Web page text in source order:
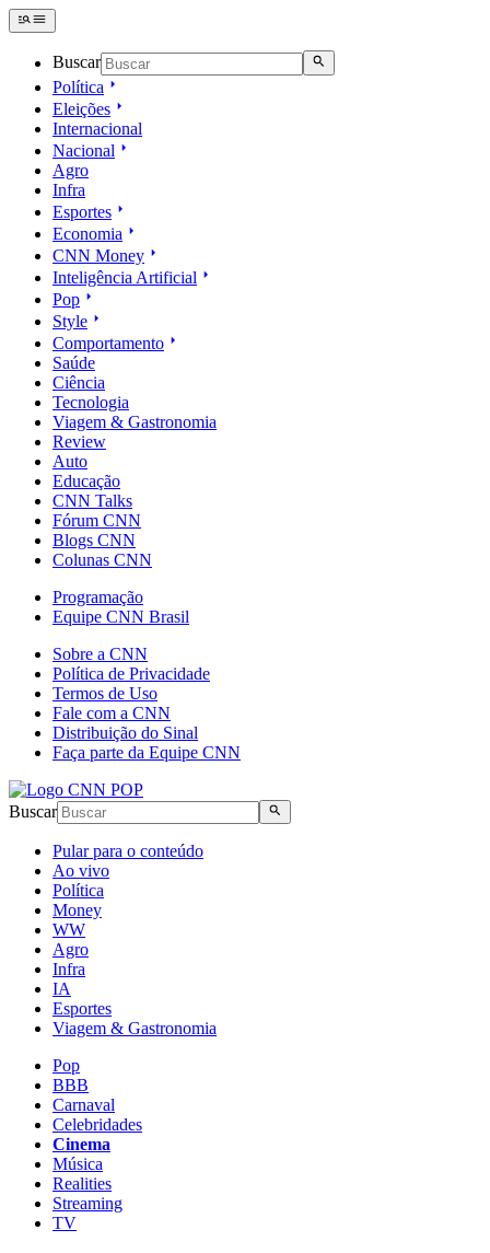
Buscar
Política
Eleições
Internacional
Nacional
Agro
Infra
Esportes
Economia
CNN Money
Inteligência Artificial
Pop
Style
Comportamento
Saúde
Ciência
Tecnologia
Viagem & Gastronomia
Review
Auto
Educação
CNN Talks
Fórum CNN
Blogs CNN
Colunas CNN
Programação
Equipe CNN Brasil
Sobre a CNN
Política de Privacidade
Termos de Uso
Fale com a CNN
Distribuição do Sinal
Faça parte da Equipe CNN
Buscar
Pular para o conteúdo
Ao vivo
Política
Money
WW
Agro
Infra
IA
Esportes
Viagem & Gastronomia
Pop
BBB
Carnaval
Celebridades
Cinema
Música
Realities
Streaming
TV